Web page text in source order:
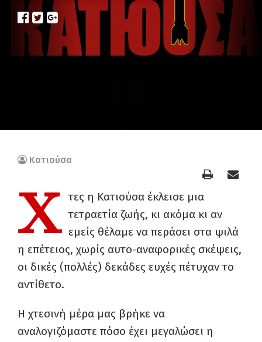
Κατιούσα
Χ
τες η Κατιούσα έκλεισε μια
τετραετία ζωής, κι ακόμα κι αν
εμείς θέλαμε να περάσει στα ψιλά
η επέτειος, χωρίς αυτο-αναφορικές σκέψεις,
οι δικές (πολλές) δεκάδες ευχές πέτυχαν το
αντίθετο.
Η χτεσινή μέρα μας βρήκε να
αναλογιζόμαστε πόσο έχει μεγαλώσει η